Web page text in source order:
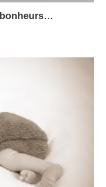
bonheurs…